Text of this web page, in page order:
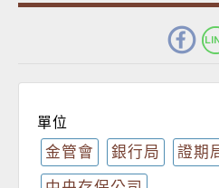
單位
金管會 銀行局 證期